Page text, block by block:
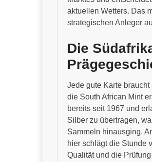
aktuellen Wetters. Das
strategischen Anleger
Die
Jede gute Karte
die South African Mint
bereits seit 1967 und
Silber zu übertragen,
Sammeln hinausging.
hier schlägt die Stunde
Qualität und die